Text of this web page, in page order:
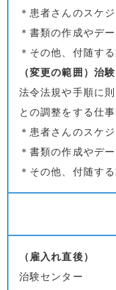
＊患者さんのスケ
＊書類の作成やデ
＊その他、付随す
（変更の範囲）治
法令法規や手順に
との調整をする仕事
＊患者さんのスケ
＊書類の作成やデ
＊その他、付随す
（雇入れ直後）
治験センター